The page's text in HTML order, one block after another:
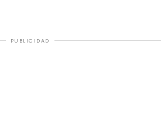
PUBLICIDAD